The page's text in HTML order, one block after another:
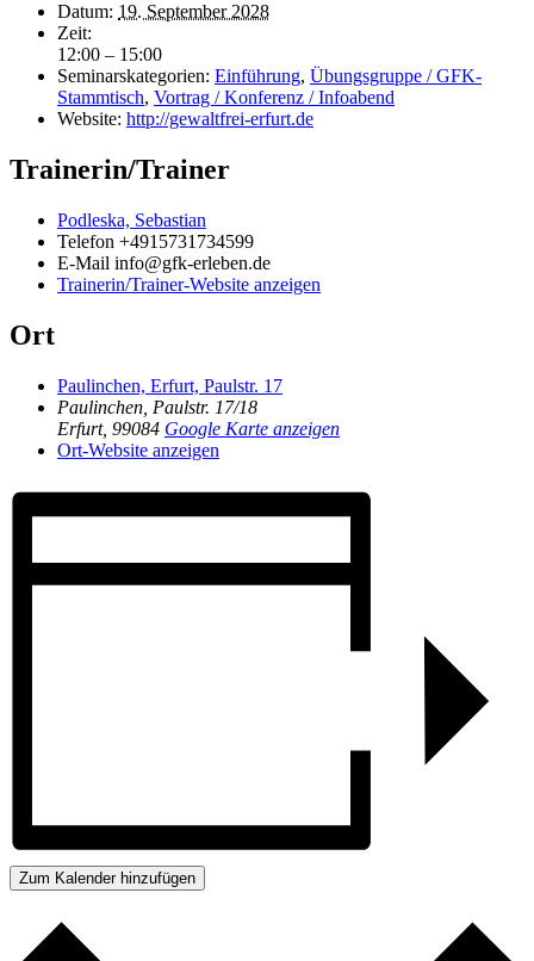
Datum: 19. September 2028
Zeit:
12:00 – 15:00
Seminarskategorien: Einführung, Übungsgruppe / GFK-
Stammtisch, Vortrag / Konferenz / Infoabend
Website: http://gewaltfrei-erfurt.de
Trainerin/Trainer
Podleska, Sebastian
Telefon +4915731734599
E-Mail info@gfk-erleben.de
Trainerin/Trainer-Website anzeigen
Ort
Paulinchen, Erfurt, Paulstr. 17
Paulinchen, Paulstr. 17/18
Erfurt, 99084 Google Karte anzeigen
Ort-Website anzeigen
Zum Kalender hinzufügen